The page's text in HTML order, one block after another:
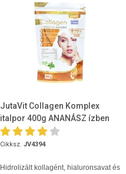
JutaVit Collagen Komplex
italpor 400g ANANÁSZ ízben
Cikksz. JV4394
Hidrolizált kollagént, hialuronsavat és